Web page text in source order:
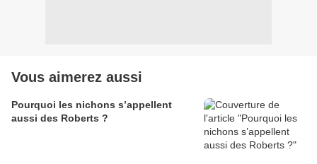
Vous aimerez aussi
Pourquoi les nichons s’appellent
aussi des Roberts ?